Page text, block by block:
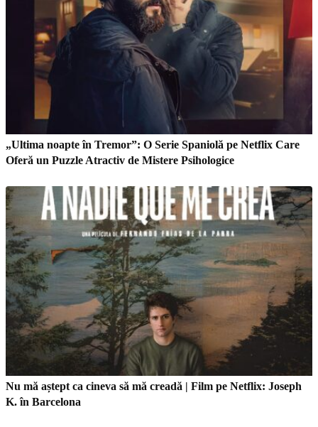
„Ultima noapte în Tremor”: O Serie Spaniolă pe Netflix Care
Oferă un Puzzle Atractiv de Mistere Psihologice
Nu mă aștept ca cineva să mă creadă | Film pe Netflix: Joseph
K. în Barcelona